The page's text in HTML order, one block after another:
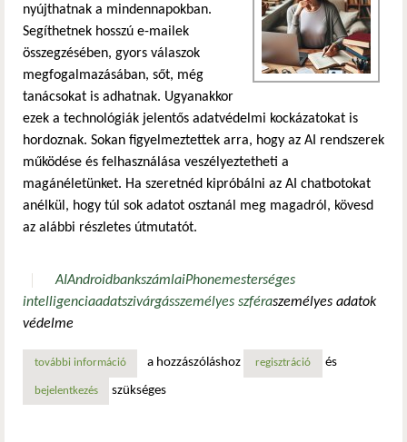
nyújthatnak a mindennapokban.
Segíthetnek hosszú e-mailek
összegzésében, gyors válaszok
megfogalmazásában, sőt, még
tanácsokat is adhatnak. Ugyanakkor
ezek a technológiák jelentős adatvédelmi kockázatokat is
hordoznak. Sokan figyelmeztettek arra, hogy az AI rendszerek
működése és felhasználása veszélyeztetheti a
magánéletünket. Ha szeretnéd kipróbálni az AI chatbotokat
anélkül, hogy túl sok adatot osztanál meg magadról, kövesd
az alábbi részletes útmutatót.
AIAndroidbankszámlaiPhonemesterséges
intelligenciaadatszivárgásszemélyes szféraszemélyes adatok
védelme
további információhogyan védheted a magánéletedet a chatgpt és más ai
a hozzászóláshoz regisztráció és
bejelentkezés szükséges